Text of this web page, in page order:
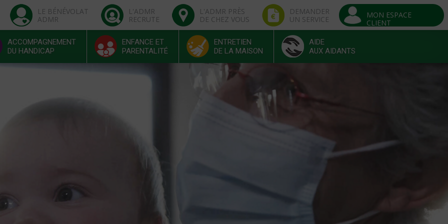
LE BÉNÉVOLAT
ADMR
L'ADMR
RECRUTE
L'ADMR PRÈS
DE CHEZ VOUS
DEMANDER
UN SERVICE
MON ESPACE
CLIENT
ACCOMPAGNEMENT
DU HANDICAP
ENFANCE ET
PARENTALITÉ
ENTRETIEN
DE LA MAISON
AIDE
AUX AIDANTS